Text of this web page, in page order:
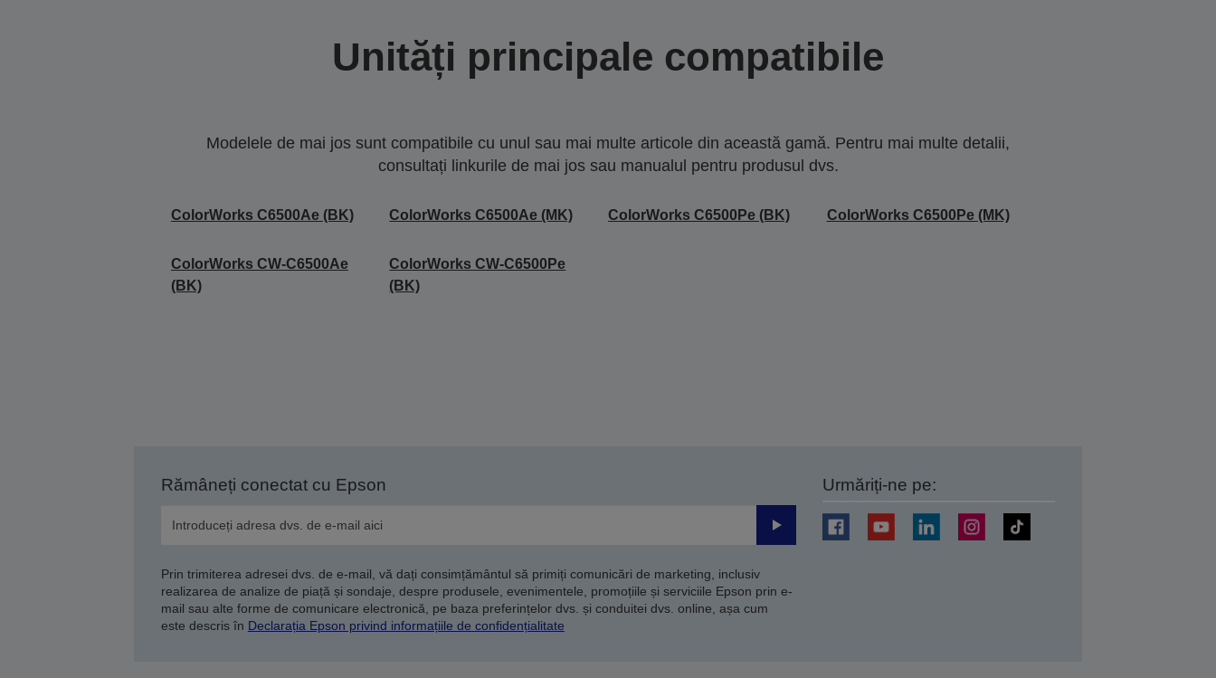
Unități principale compatibile
Modelele de mai jos sunt compatibile cu unul sau mai multe articole din această gamă. Pentru mai multe detalii,
consultați linkurile de mai jos sau manualul pentru produsul dvs.
ColorWorks C6500Ae (BK) ColorWorks C6500Ae (MK) ColorWorks C6500Pe (BK) ColorWorks C6500Pe (MK)
ColorWorks CW-C6500Ae
(BK)
ColorWorks CW-C6500Pe
(BK)
Rămâneți conectat cu Epson
Trimiteți
Prin trimiterea adresei dvs. de e-mail, vă dați consimțământul să primiți comunicări de marketing, inclusiv
realizarea de analize de piață și sondaje, despre produsele, evenimentele, promoțiile și serviciile Epson prin e-
mail sau alte forme de comunicare electronică, pe baza preferințelor dvs. și conduitei dvs. online, așa cum
este descris în Declarația Epson privind informațiile de confidențialitate
Urmăriți-ne pe: